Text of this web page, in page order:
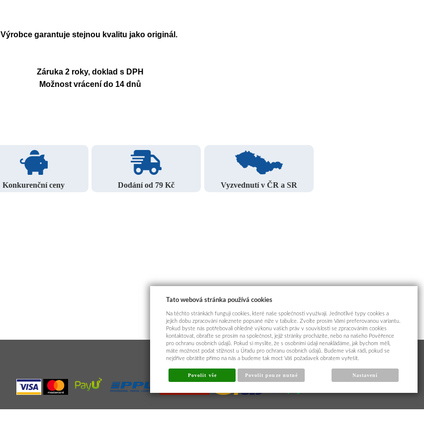
Výrobce garantuje stejnou kvalitu jako originál.
Záruka 2 roky, doklad s DPH
Možnost vrácení do 14 dnů
Konkurenční ceny Dodání od 79 Kč Vyzvednutí v ČR a SR
Tato webová stránka používá cookies
Na těchto stránkách fungují cookies, které naše společnosti využívají. Jednotlivé typy cookies a
jejich dobu zpracování naleznete popsané níže v tabulce. Zvolte prosím Vámi preferovanou variantu.
Pokud byste nás potřebovali ohledně výkonu vašich práv v souvislosti se zpracováním cookies
kontaktovat, obraťte se prosím na společnost, jejíž stránky procházíte, nebo na našeho Pověřence
pro ochranu osobních údajů. Pokud si myslíte, že s osobními údaji nenakládáme, jak bychom měli,
máte možnost podat stížnost u Úřadu pro ochranu osobních údajů. Budeme však rádi, pokud se
nejdříve obrátíte přímo na nás a budeme tak moct Váš požadavek obratem vyřešit.
Povolit vše Povolit pouze nutné Nastavení